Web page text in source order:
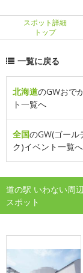
スポット詳細
トップ
一覧に戻る
北海道のGWおで
ト一覧へ
全国のGW(ゴール
ク)イベント一覧へ
道の駅 いわない周
スポット